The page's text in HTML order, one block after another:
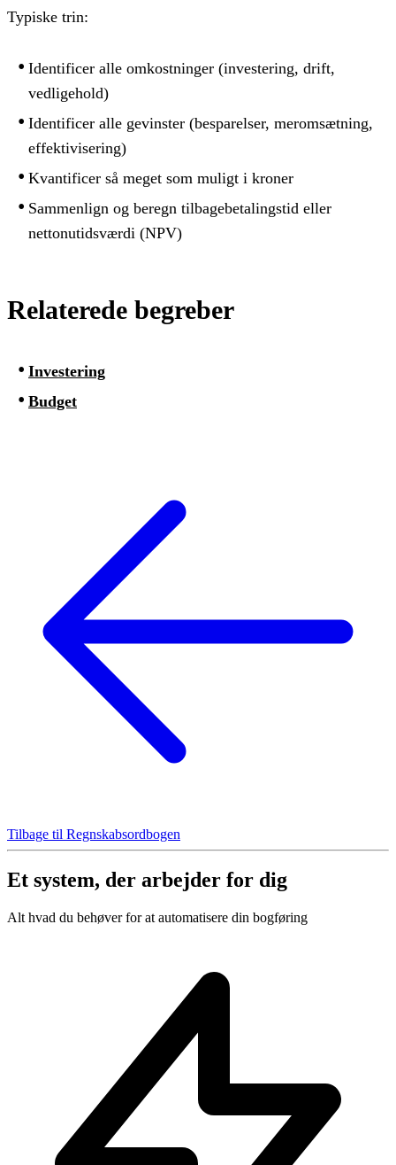
Typiske trin:
Identificer alle omkostninger (investering, drift,
vedligehold)
Identificer alle gevinster (besparelser, meromsætning,
effektivisering)
Kvantificer så meget som muligt i kroner
Sammenlign og beregn tilbagebetalingstid eller
nettonutidsværdi (NPV)
Relaterede begreber
Investering
Budget
Tilbage til Regnskabsordbogen
Et system, der arbejder for dig
Alt hvad du behøver for at automatisere din bogføring